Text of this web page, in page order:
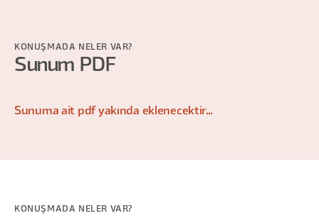
KONUŞMADA NELER VAR?
Sunum PDF
Sunuma ait pdf yakında eklenecektir...
KONUŞMADA NELER VAR?